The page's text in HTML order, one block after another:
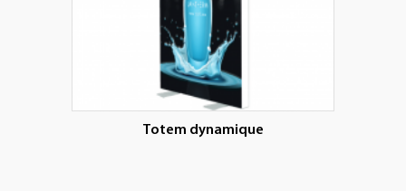
Totem dynamique